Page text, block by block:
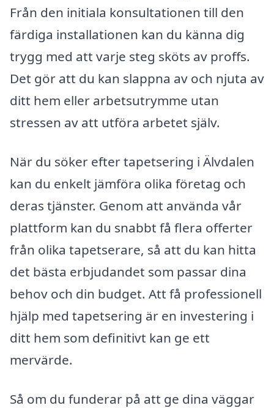
Från den initiala konsultationen till den
färdiga installationen kan du känna dig
trygg med att varje steg sköts av proffs.
Det gör att du kan slappna av och njuta av
ditt hem eller arbetsutrymme utan
stressen av att utföra arbetet själv.
När du söker efter tapetsering i Älvdalen
kan du enkelt jämföra olika företag och
deras tjänster. Genom att använda vår
plattform kan du snabbt få flera offerter
från olika tapetserare, så att du kan hitta
det bästa erbjudandet som passar dina
behov och din budget. Att få professionell
hjälp med tapetsering är en investering i
ditt hem som definitivt kan ge ett
mervärde.
Så om du funderar på att ge dina väggar